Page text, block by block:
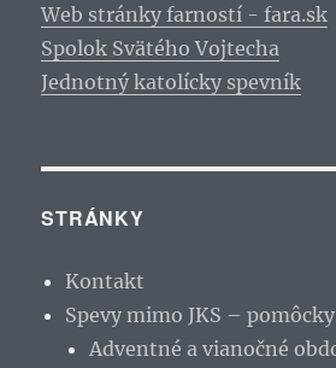
Web stránky farností - fara.sk
Spolok Svätého Vojtecha
Jednotný katolícky spevník
STRÁNKY
Kontakt
Spevy mimo JKS –
Adventné a vianočné